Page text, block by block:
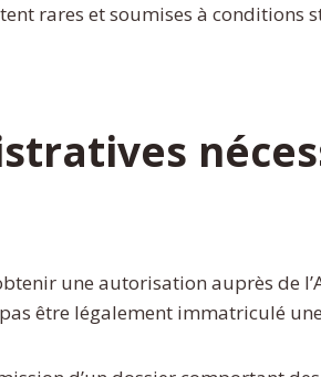
rares et soumises à conditions
une autorisation auprès de
être légalement immatriculé